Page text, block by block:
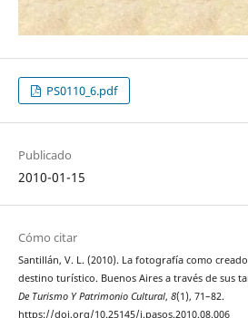
PS0110_6.pdf
Publicado
2010-01-15
Cómo citar
Santillán, V. L. (2010). La fotografía como
destino turístico. Buenos Aires a través de sus
De Turismo Y Patrimonio Cultural, 8(1), 71–82.
https://doi.org/10.25145/j.pasos.2010.08.006